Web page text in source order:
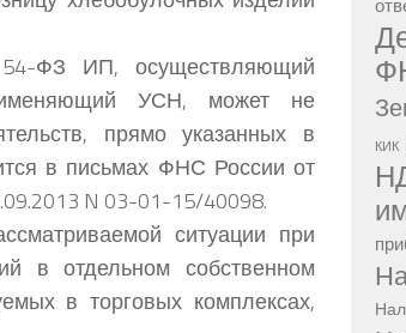
ФЗ ИП, осуществляющий
УСН, может не
прямо указанных в
в письмах ФНС России от
N 03-01-15/40098.
ситуации при
в отдельном собственном
в торговых комплексах,
КИК